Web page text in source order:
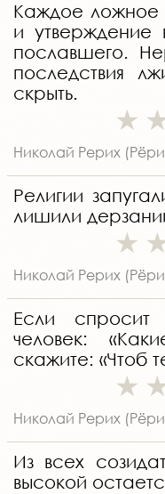
Каждое ложное
и утверждение
пославшего.
последствия
скрыть.
Николай Рерих
Религии
лишили
Николай Рерих
Если
человек:
скажите: «Чтоб
Николай Рерих
Из всех
высокой